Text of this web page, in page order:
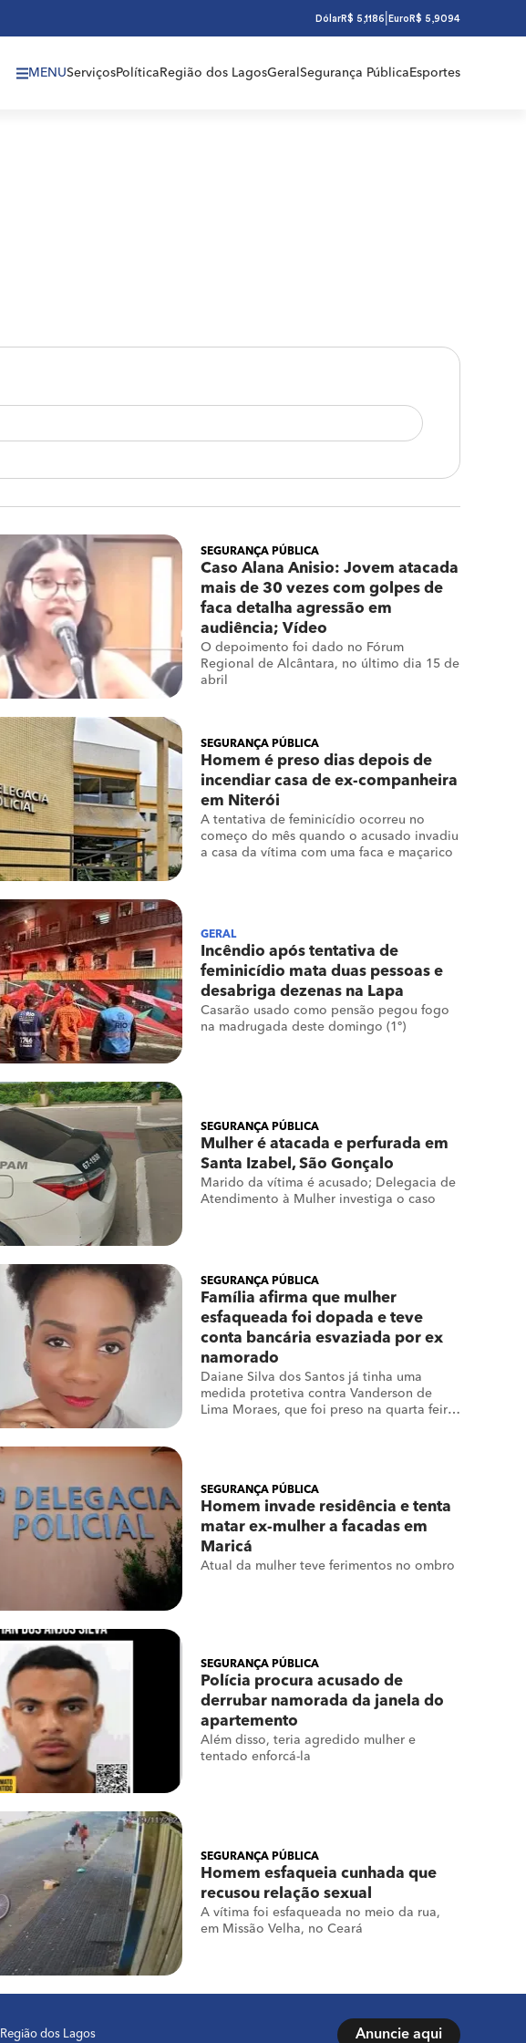
DólarR$ 5,1186 Euro R$ 5,9094
MENUServiçosPolítica Região dos LagosGeral Segurança Pública Esportes
SEGURANÇA PÚBLICA
Caso Alana Anisio: Jovem atacada
mais de 30 vezes com golpes de
faca detalha agressão em
audiência; Vídeo
O depoimento foi dado no Fórum
Regional de Alcântara, no último dia 15 de
abril
SEGURANÇA PÚBLICA
Homem é preso dias depois de
incendiar casa de ex-companheira
em Niterói
A tentativa de feminicídio ocorreu no
começo do mês quando o acusado invadiu
a casa da vítima com uma faca e maçarico
GERAL
Incêndio após tentativa de
feminicídio mata duas pessoas e
desabriga dezenas na Lapa
Casarão usado como pensão pegou fogo
na madrugada deste domingo (1º)
SEGURANÇA PÚBLICA
Mulher é atacada e perfurada em
Santa Izabel, São Gonçalo
Marido da vítima é acusado; Delegacia de
Atendimento à Mulher investiga o caso
SEGURANÇA PÚBLICA
Família afirma que mulher
esfaqueada foi dopada e teve
conta bancária esvaziada por ex
namorado
Daiane Silva dos Santos já tinha uma
medida protetiva contra Vanderson de
Lima Moraes, que foi preso na quarta feira
SEGURANÇA PÚBLICA
Homem invade residência e tenta
matar ex-mulher a facadas em
Maricá
Atual da mulher teve ferimentos no ombro
SEGURANÇA PÚBLICA
Polícia procura acusado de
derrubar namorada da janela do
apartemento
Além disso, teria agredido mulher e
tentado enforcá-la
SEGURANÇA PÚBLICA
Homem esfaqueia cunhada que
recusou relação sexual
A vítima foi esfaqueada no meio da rua,
em Missão Velha, no Ceará
Região dos Lagos Anuncie aqui